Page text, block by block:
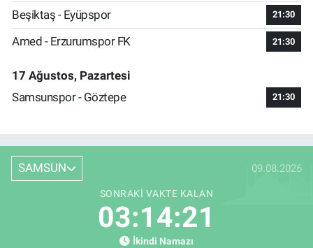
Beşiktaş - Eyüpspor 21:30
Amed - Erzurumspor FK 21:30
17 Ağustos, Pazartesi
Samsunspor - Göztepe
21:30
SAMSUN 09.08.2026
SONRAKI VAKTE KALAN
03:14:20
İkindi Namazı